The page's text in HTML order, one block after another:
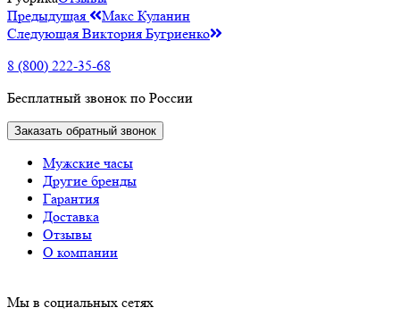
Навигация
по
записям
Предыдущая
запись
Предыдущая
Макс Куланин
Следующая
Следующая Виктория Бугриенко
8 (800) 222-35-68
Бесплатный звонок по России
Заказать обратный звонок
Мужские часы
Другие бренды
Гарантия
Доставка
Отзывы
О компании
Мы в социальных сетях